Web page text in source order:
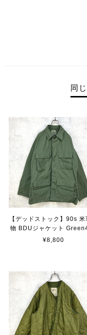
同
【デッドストック】90s 米
物 BDUジャケット
¥8,800